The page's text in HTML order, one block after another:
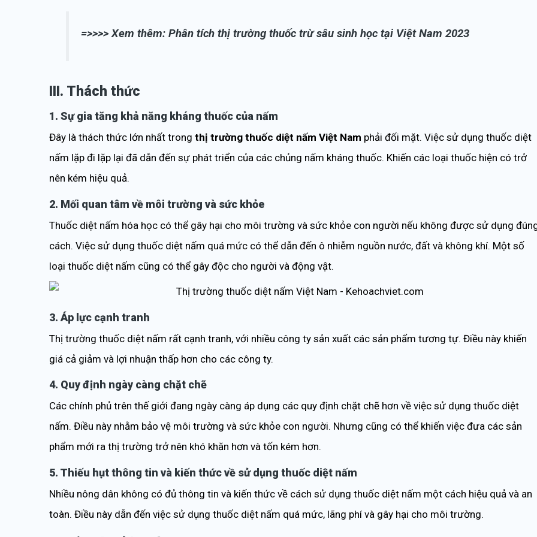
=>>>> Xem thêm:Phân tích thị trường thuốc trừ sâu sinh học tại Việt Nam 2023
III. Thách thức
1. Sự gia tăng khả năng kháng thuốc của nấm
Đây là thách thức lớn nhất trong thị trường thuốc diệt nấm Việt Nam phải đối mặt. Việc sử dụng thuốc diệt
nấm lặp đi lặp lại đã dẫn đến sự phát triển của các chủng nấm kháng thuốc. Khiến các loại thuốc hiện có trở
nên kém hiệu quả.
2. Mối quan tâm về môi trường và sức khỏe
Thuốc diệt nấm hóa học có thể gây hại cho môi trường và sức khỏe con người nếu không được sử dụng
cách. Việc sử dụng thuốc diệt nấm quá mức có thể dẫn đến ô nhiễm nguồn nước, đất và không khí. Một số
loại thuốc diệt nấm cũng có thể gây độc cho người và động vật.
3. Áp lực cạnh tranh
Thị trường thuốc diệt nấm rất cạnh tranh, với nhiều công ty sản xuất các sản phẩm tương tự. Điều này khiến
giá cả giảm và lợi nhuận thấp hơn cho các công ty.
4. Quy định ngày càng chặt chẽ
Các chính phủ trên thế giới đang ngày càng áp dụng các quy định chặt chẽ hơn về việc sử dụng thuốc diệt
nấm. Điều này nhằm bảo vệ môi trường và sức khỏe con người. Nhưng cũng có thể khiến việc đưa các sản
phẩm mới ra thị trường trở nên khó khăn hơn và tốn kém hơn.
5. Thiếu hụt thông tin và kiến thức về sử dụng thuốc diệt nấm
Nhiều nông dân không có đủ thông tin và kiến thức về cách sử dụng thuốc diệt nấm một cách hiệu quả và an
toàn. Điều này dẫn đến việc sử dụng thuốc diệt nấm quá mức, lãng phí và gây hại cho môi trường.